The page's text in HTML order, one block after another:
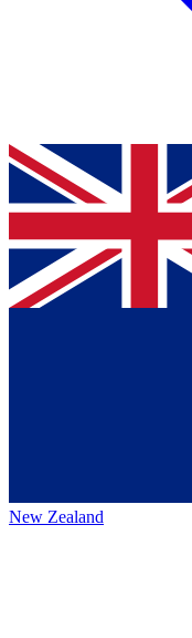
New Zealand